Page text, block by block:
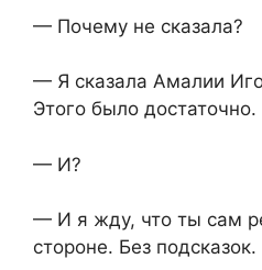
— Почему не сказала?
— Я сказала Амалии
Этого было достаточно.
— И?
— И я жду, что ты сам
стороне. Без подсказок.